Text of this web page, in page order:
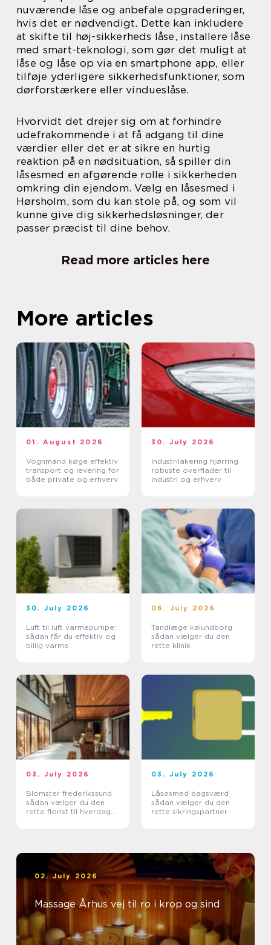
nuværende låse og anbefale opgraderinger,
hvis det er nødvendigt. Dette kan inkludere
at skifte til høj-sikkerheds låse, installere låse
med smart-teknologi, som gør det muligt at
låse og låse op via en smartphone app, eller
tilføje yderligere sikkerhedsfunktioner, som
dørforstærkere eller vindueslåse.
Hvorvidt det drejer sig om at forhindre
udefrakommende i at få adgang til dine
værdier eller det er at sikre en hurtig
reaktion på en nødsituation, så spiller din
låsesmed en afgørende rolle i sikkerheden
omkring din ejendom. Vælg en låsesmed i
Hørsholm, som du kan stole på, og som vil
kunne give dig sikkerhedsløsninger, der
passer præcist til dine behov.
Read more articles here
More articles
01. August 2026
Vognmand køge effektiv
transport og levering for
både private og erhverv
30. July 2026
Industrilakering hjørring
robuste overflader til
industri og erhverv
30. July 2026
Luft til luft varmepumpe:
sådan får du effektiv og
billig varme
06. July 2026
Tandlæge kalundborg
sådan vælger du den
rette klinik
03. July 2026
Blomster frederikssund
sådan vælger du den
rette florist til hverdag
03. July 2026
Låsesmed bagsværd
sådan vælger du den
rette sikringspartner
02. July 2026
Massage Århus vej til ro i krop og sind